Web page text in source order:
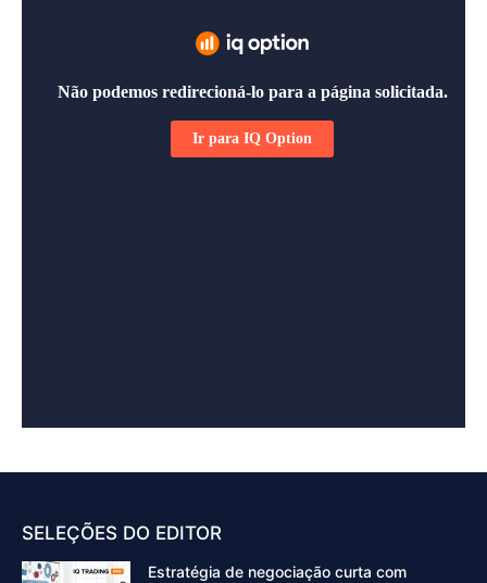
SELEÇÕES DO EDITOR
Estratégia de negociação curta com